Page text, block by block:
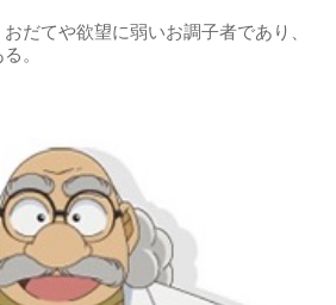
だてや欲望に弱いお調子者であり、
。